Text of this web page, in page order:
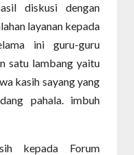
diskusi dengan
layanan kepada
ini guru-guru
satu lambang yaitu
kasih sayang yang
pahala. imbuh
kepada Forum